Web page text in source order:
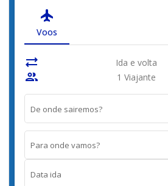
flight
Voos
sync_alt Ida e volta
people
1 Viajante
De onde sairemos?
Para onde vamos?
Data ida